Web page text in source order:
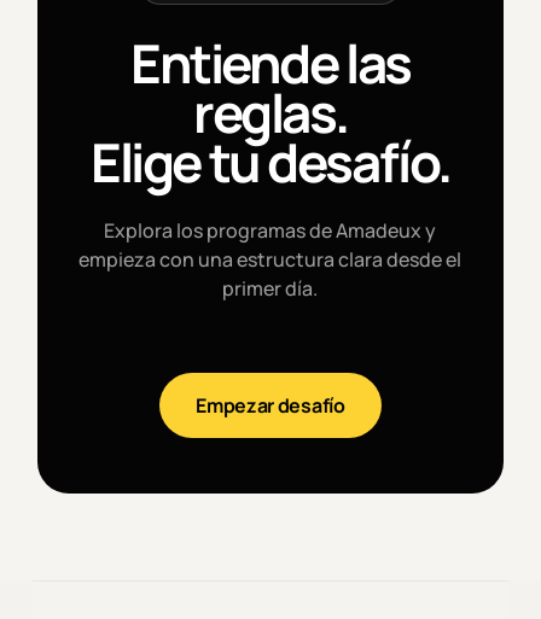
Entiende las
reglas.
Elige tu desafío.
Explora los programas de Amadeux y
empieza con una estructura clara desde el
primer día.
Empezar desafío